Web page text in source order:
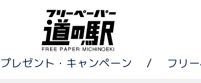
プレゼント・キャンペーン / フリ